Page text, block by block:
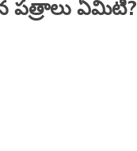
ఏమిటి?